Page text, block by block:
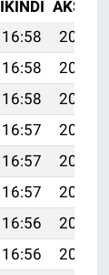
İKINDI AKŞAM
16:58
20:22
16:58
20:21
16:58
20:20
16:57
20:19
16:57
20:18
16:57
20:17
16:56
20:16
16:56
20:15